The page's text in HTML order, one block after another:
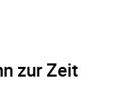
zur Zeit